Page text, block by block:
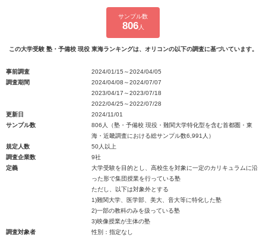
サンプル数
806人
この大学受験 塾・予備校 現役 東海ランキングは、オリコンの以下の調査に基づいています。
事前調査
2024/01/15～2024/04/05
調査期間
2024/04/08～2024/07/07
2023/04/17～2023/07/18
2022/04/25～2022/07/28
更新日
2024/11/01
サンプル数
806人（塾・予備校 現役・難関大学特化型を含む首都圏・東
海・近畿調査における総サンプル数6,991人）
規定人数
50人以上
調査企業数
9社
定義
大学受験を目的とし、高校生を対象に一定のカリキュラムに沿
った形で集団授業を行っている塾
ただし、以下は対象外とする
1)難関大学、医学部、美大、音大等に特化した塾
2)一部の教科のみを扱っている塾
3)映像授業が主体の塾
調査対象者
性別：指定なし